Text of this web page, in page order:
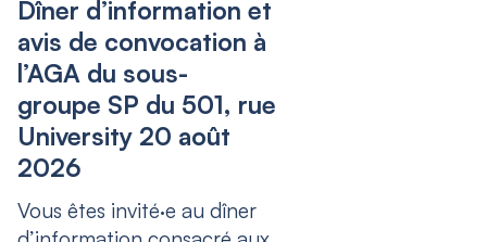
Dîner d’information et
avis de convocation à
l’AGA du sous-
groupe SP du 501, rue
University 20 août
2026
Vous êtes invité·e au dîner